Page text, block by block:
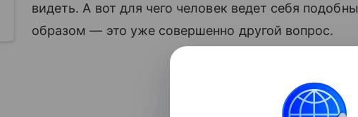
видеть. А вот для чего человек ведет себя
образом — это уже совершенно другой вопрос.